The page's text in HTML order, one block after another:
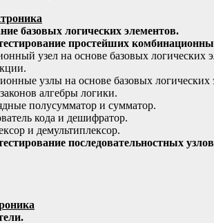
базовых логических элементов.
простейших
узел на основе базовых логических
узлы на основе базовых логических
алгебры логики.
полусумматор и сумматор.
кода и дешифратор.
и демультиплексор.
последовательностных